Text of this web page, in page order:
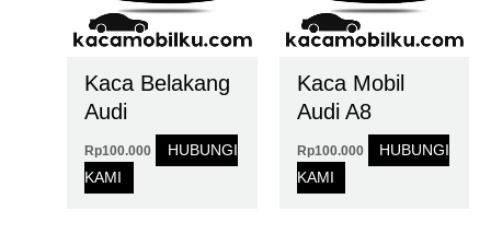
Kaca Belakang
Audi
Rp100.000
HUBUNGI
KAMI
Kaca Mobil
Audi A8
Rp100.000
HUBUNGI
KAMI